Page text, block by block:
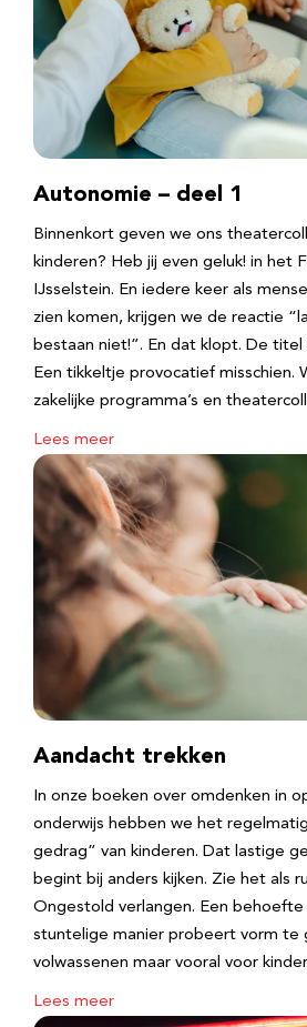
Autonomie – deel 1
Binnenkort geven we ons
kinderen? Heb jij even geluk! in het
IJsselstein. En iedere keer als
zien komen, krijgen we de reactie
bestaan niet!”. En dat klopt. De titel
Een tikkeltje provocatief misschien.
zakelijke programma’s en
Lees meer
Aandacht trekken
In onze boeken over omdenken in
onderwijs hebben we het
gedrag” van kinderen. Dat lastige
begint bij anders kijken. Zie het als
Ongestold verlangen. Een behoefte
stuntelige manier probeert vorm te
volwassenen maar vooral voor
Lees meer